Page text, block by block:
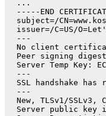
...
-----END
subject=/
issuer=/C=US/
---
No client
Peer signing
Server Temp Key:
---
SSL handshake
---
New, TLSv1/SSLv3,
Server public key